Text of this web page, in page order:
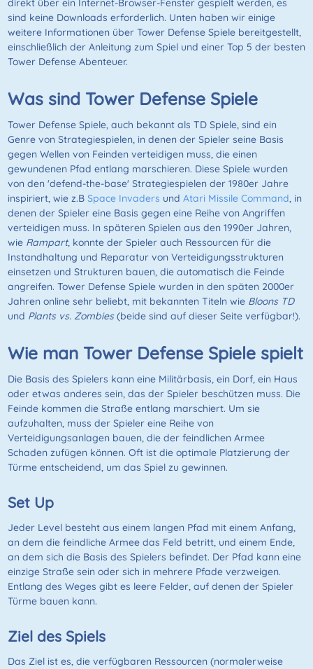
direkt über ein Internet-Browser-Fenster gespielt werden, es
sind keine Downloads erforderlich. Unten haben wir einige
weitere Informationen über Tower Defense Spiele bereitgestellt,
einschließlich der Anleitung zum Spiel und einer Top 5 der besten
Tower Defense Abenteuer.
Was sind Tower Defense Spiele
Tower Defense Spiele, auch bekannt als TD Spiele, sind ein
Genre von Strategiespielen, in denen der Spieler seine Basis
gegen Wellen von Feinden verteidigen muss, die einen
gewundenen Pfad entlang marschieren. Diese Spiele wurden
von den 'defend-the-base' Strategiespielen der 1980er Jahre
inspiriert, wie z.B Space Invaders und Atari Missile Command, in
denen der Spieler eine Basis gegen eine Reihe von Angriffen
verteidigen muss. In späteren Spielen aus den 1990er Jahren,
wie Rampart, konnte der Spieler auch Ressourcen für die
Instandhaltung und Reparatur von Verteidigungsstrukturen
einsetzen und Strukturen bauen, die automatisch die Feinde
angreifen. Tower Defense Spiele wurden in den späten 2000er
Jahren online sehr beliebt, mit bekannten Titeln wie Bloons TD
und Plants vs. Zombies(beide sind auf dieser Seite verfügbar!).
Wie man Tower Defense Spiele spielt
Die Basis des Spielers kann eine Militärbasis, ein Dorf, ein Haus
oder etwas anderes sein, das der Spieler beschützen muss. Die
Feinde kommen die Straße entlang marschiert. Um sie
aufzuhalten, muss der Spieler eine Reihe von
Verteidigungsanlagen bauen, die der feindlichen Armee
Schaden zufügen können. Oft ist die optimale Platzierung der
Türme entscheidend, um das Spiel zu gewinnen.
Set Up
Jeder Level besteht aus einem langen Pfad mit einem Anfang,
an dem die feindliche Armee das Feld betritt, und einem Ende,
an dem sich die Basis des Spielers befindet. Der Pfad kann eine
einzige Straße sein oder sich in mehrere Pfade verzweigen.
Entlang des Weges gibt es leere Felder, auf denen der Spieler
Türme bauen kann.
Ziel des Spiels
Das Ziel ist es, die verfügbaren Ressourcen (normalerweise